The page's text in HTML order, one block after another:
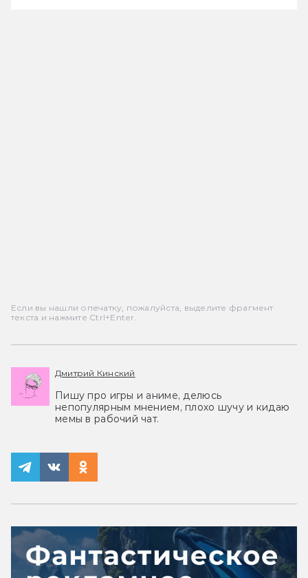
Если вы нашли опечатку, пожалуйста, выделите фрагмент
текста и нажмите Ctrl+Enter.
Дмитрий Кинский
Пишу про игры и аниме, делюсь
непопулярным мнением, плохо шучу и кидаю
мемы в рабочий чат.